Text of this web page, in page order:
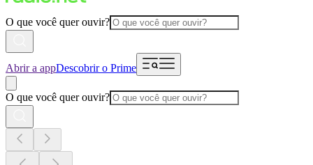
O que você quer ouvir?
Abrir a appDescobrir o Prime
O que você quer ouvir?